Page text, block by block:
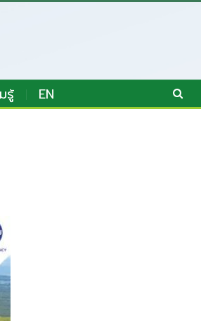
รู้ EN